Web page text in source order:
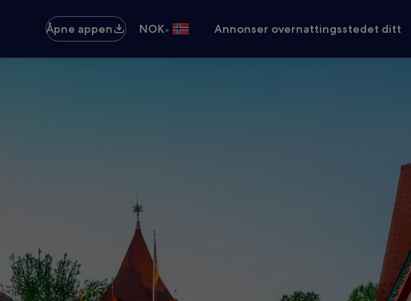
Åpne appen NOK• Annonser overnattingsstedet ditt